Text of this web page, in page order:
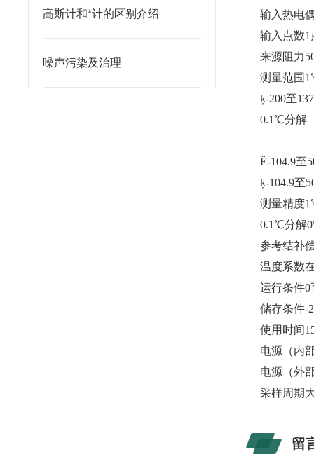
高斯计和*计的区别介绍
噪声污染及治理
输入热电
输入点数1
来源阻力
测量范围
ķ-200至
0.1℃分解
Ë-104.9至
ķ-104.9至
测量精度
0.1℃分解
参考结补
温度系数
运行条件0
储存条件-
使用时间
电源（内
电源（外
采样周期
留